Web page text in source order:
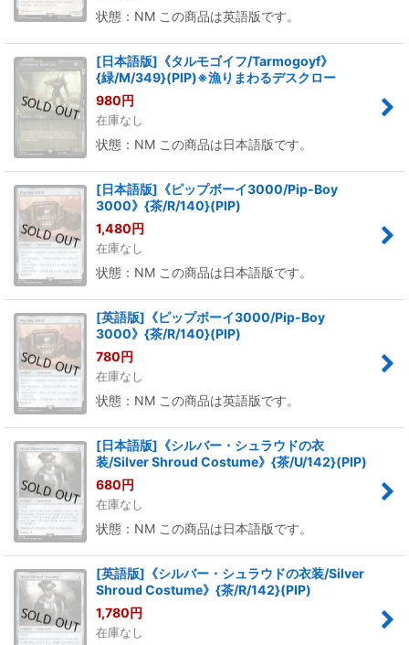
状態：NM この商品は英語版です。
[日本語版]《タルモゴイフ/Tarmogoyf》
{緑/M/349}(PIP)※漁りまわるデスクロー
980円
在庫なし
状態：NM この商品は日本語版です。
[日本語版]《ピップボーイ3000/Pip-Boy
3000》{茶/R/140}(PIP)
1,480円
在庫なし
状態：NM この商品は日本語版です。
[英語版]《ピップボーイ3000/Pip-Boy
3000》{茶/R/140}(PIP)
780円
在庫なし
状態：NM この商品は英語版です。
[日本語版]《シルバー・シュラウドの衣
装/Silver Shroud Costume》{茶/U/142}(PIP)
680円
在庫なし
状態：NM この商品は日本語版です。
[英語版]《シルバー・シュラウドの衣装/Silver
Shroud Costume》{茶/R/142}(PIP)
1,780円
在庫なし